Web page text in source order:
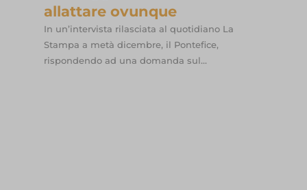
allattare ovunque
In un’intervista rilasciata al quotidiano La
Stampa a metà dicembre, il Pontefice,
rispondendo ad una domanda sul...